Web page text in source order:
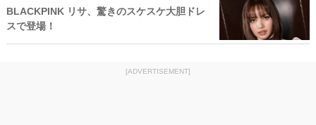
BLACKPINK リサ、驚きのスケスケ大胆ドレ
スで登場！
[ADVERTISEMENT]